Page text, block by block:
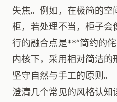
失焦。例如，在极简的
柜，若处理不当，柜子会
行的融合点是**“简约的
内核下，采用相对简洁
坚守自然与手工的原则。
澄清几个常见的风格认知